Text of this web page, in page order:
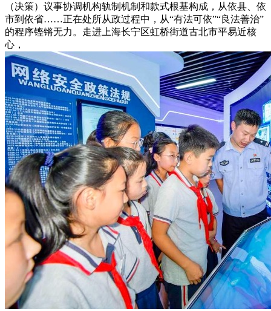
（决策）议事协调机构轨制机制和款式根基构成，从依县、依
市到依省……正在处所从政过程中，从“有法可依”“良法善治”
的程序铿锵无力。走进上海长宁区虹桥街道古北市平易近核
心，